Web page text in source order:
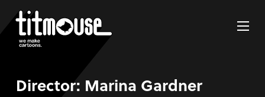
Director: Marina Gardner